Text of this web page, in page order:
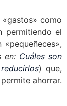
como
permitiendo el
en: Cuáles son
) que,
ahorrar.